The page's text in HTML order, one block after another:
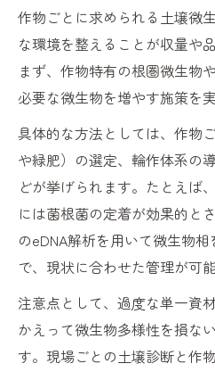
作物ごとに求められる土壌微
な環境を整えることが収量や
まず、作物特有の根圏微生物
必要な微生物を増やす施策を
具体的な方法としては、作物
や緑肥）の選定、輪作体系の
どが挙げられます。たとえば
には菌根菌の定着が効果的と
のeDNA解析を用いて微生物
で、現状に合わせた管理が可能
注意点として、過度な単一資
かえって微生物多様性を損な
す。現場ごとの土壌診断と作